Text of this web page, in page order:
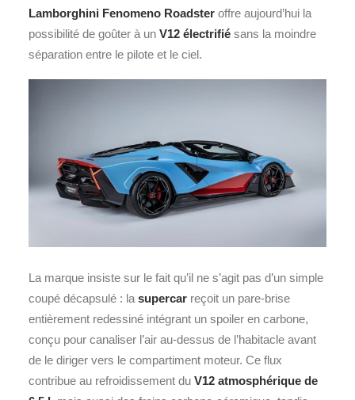
Lamborghini Fenomeno Roadster offre aujourd’hui la
possibilité de goûter à un V12 électrifié sans la moindre
séparation entre le pilote et le ciel.
La marque insiste sur le fait qu’il ne s’agit pas d’un simple
coupé décapsulé : la supercar reçoit un pare‑brise
entièrement redessiné intégrant un spoiler en carbone,
conçu pour canaliser l’air au‑dessus de l’habitacle avant
de le diriger vers le compartiment moteur. Ce flux
contribue au refroidissement du V12 atmosphérique de